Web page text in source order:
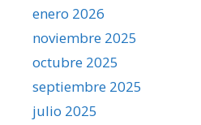
enero 2026
noviembre 2025
octubre 2025
septiembre 2025
julio 2025